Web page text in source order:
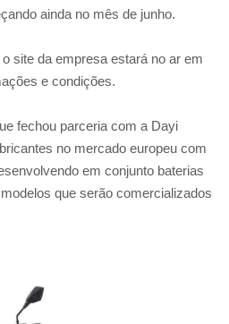
ainda no mês de junho.
site da empresa estará no ar em
e condições.
fechou parceria com a Dayi
no mercado europeu com
em conjunto baterias
que serão comercializados